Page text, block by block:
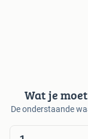
Wat je
De onderstaande